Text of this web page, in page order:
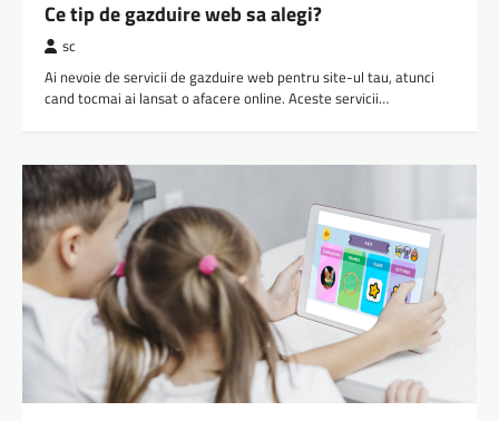
Ce tip de gazduire web sa alegi?
sc
Ai nevoie de servicii de gazduire web pentru site-ul tau, atunci
cand tocmai ai lansat o afacere online. Aceste servicii…